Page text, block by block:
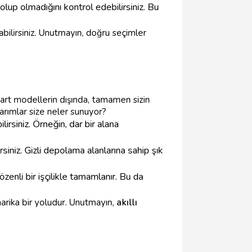
olmadığını kontrol edebilirsiniz. Bu
Unutmayın, doğru seçimler
modellerin dışında, tamamen sizin
size neler sunuyor?
Örneğin, dar bir alana
Gizli depolama alanlarına sahip şık
bir işçilikle tamamlanır. Bu da
bir yoludur. Unutmayın, akıllı